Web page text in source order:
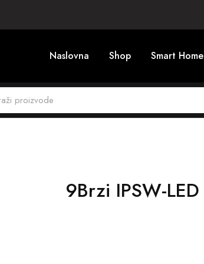
Naslovna Shop Smart Home
9Brzi IPSW-LED